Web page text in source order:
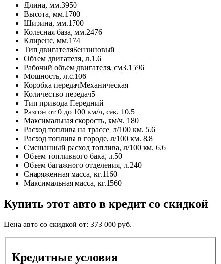
Длина, мм.3950
Высота, мм.1700
Ширина, мм.1700
Колесная база, мм.2476
Клиренс, мм.174
Тип двигателяБензиновый
Объем двигателя, л.1.6
Рабочий объем двигателя, см3.1596
Мощность, л.с.106
Коробка передачМеханическая
Количество передач5
Тип привода Передний
Разгон от 0 до 100 км/ч, сек. 10.5
Максимальная скорость, км/ч. 180
Расход топлива на трассе, л/100 км. 5.6
Расход топлива в городе, л/100 км. 8.8
Смешанный расход топлива, л/100 км. 6.6
Объем топливного бака, л.50
Объем багажного отделения, л.240
Снаряженная масса, кг.1160
Максимальная масса, кг.1560
Купить этот авто в кредит со скидкой
Цена авто со скидкой от: 373 000 руб.
Кредитные условия